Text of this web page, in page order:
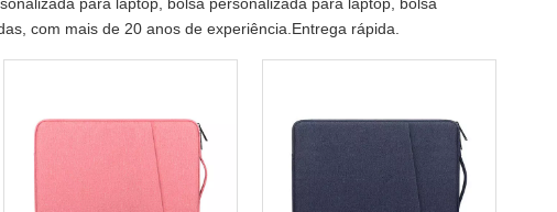
para laptop, bolsa personalizada para laptop, bolsa
com mais de 20 anos de experiência.Entrega rápida.